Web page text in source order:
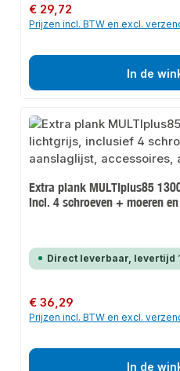
Normale prijs:
€ 29,72
Prijzen incl. BTW en excl.
In de
Extra plank MULTIplus85
incl. 4 schroeven + moeren
Direct leverbaar, levertijd
Normale prijs:
€ 36,29
Prijzen incl. BTW en excl.
In de